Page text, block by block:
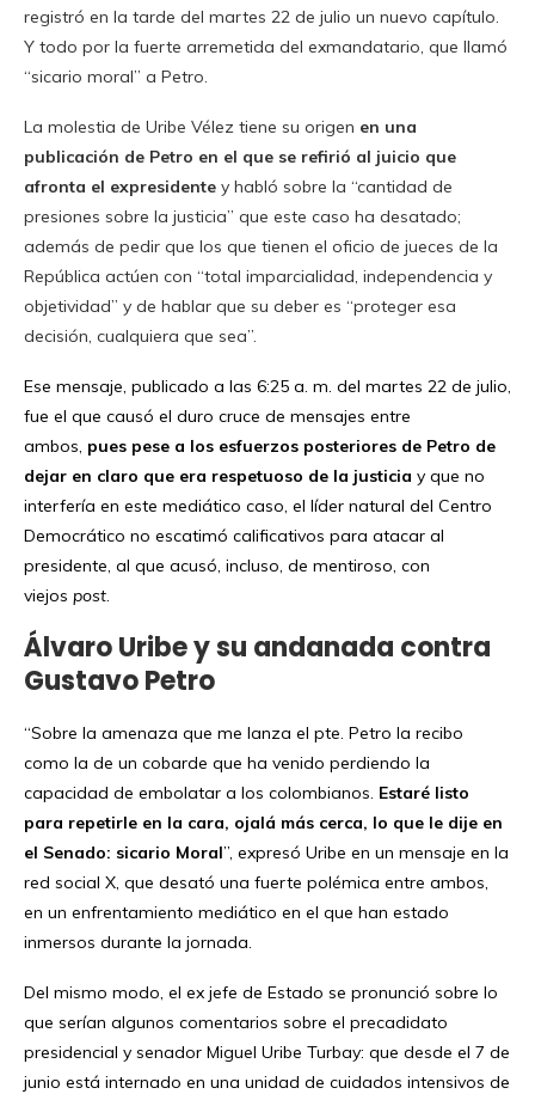
registró en la tarde del martes 22 de julio un nuevo capítulo.
Y todo por la fuerte arremetida del exmandatario, que llamó
“sicario moral” a Petro.
La molestia de Uribe Vélez tiene su origen en una
publicación de Petro en el que se refirió al juicio que
afronta el expresidente y habló sobre la “cantidad de
presiones sobre la justicia” que este caso ha desatado;
además de pedir que los que tienen el oficio de jueces de la
República actúen con “total imparcialidad, independencia y
objetividad” y de hablar que su deber es “proteger esa
decisión, cualquiera que sea”.
Ese mensaje, publicado a las 6:25 a. m. del martes 22 de julio,
fue el que causó el duro cruce de mensajes entre
ambos, pues pese a los esfuerzos posteriores de Petro de
dejar en claro que era respetuoso de la justicia y que no
interfería en este mediático caso, el líder natural del Centro
Democrático no escatimó calificativos para atacar al
presidente, al que acusó, incluso, de mentiroso, con
viejos post.
Álvaro Uribe y su andanada contra
Gustavo Petro
“Sobre la amenaza que me lanza el pte. Petro la recibo
como la de un cobarde que ha venido perdiendo la
capacidad de embolatar a los colombianos. Estaré listo
para repetirle en la cara, ojalá más cerca, lo que le dije en
el Senado: sicario Moral”, expresó Uribe en un mensaje en la
red social X, que desató una fuerte polémica entre ambos,
en un enfrentamiento mediático en el que han estado
inmersos durante la jornada.
Del mismo modo, el ex jefe de Estado se pronunció sobre lo
que serían algunos comentarios sobre el precadidato
presidencial y senador Miguel Uribe Turbay: que desde el 7 de
junio está internado en una unidad de cuidados intensivos de